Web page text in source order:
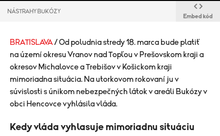
NÁSTRAHY BUKÓZY
Embed kód
BRATISLAVA / Od poludnia stredy 18. marca bude platiť
na území okresu Vranov nad Topľou v Prešovskom kraji a
okresov Michalovce a Trebišov v Košickom kraji
mimoriadna situácia. Na utorkovom rokovaní ju v
súvislosti s únikom nebezpečných látok v areáli Bukózy v
obci Hencovce vyhlásila vláda.
Kedy vláda vyhlasuje mimoriadnu situáciu